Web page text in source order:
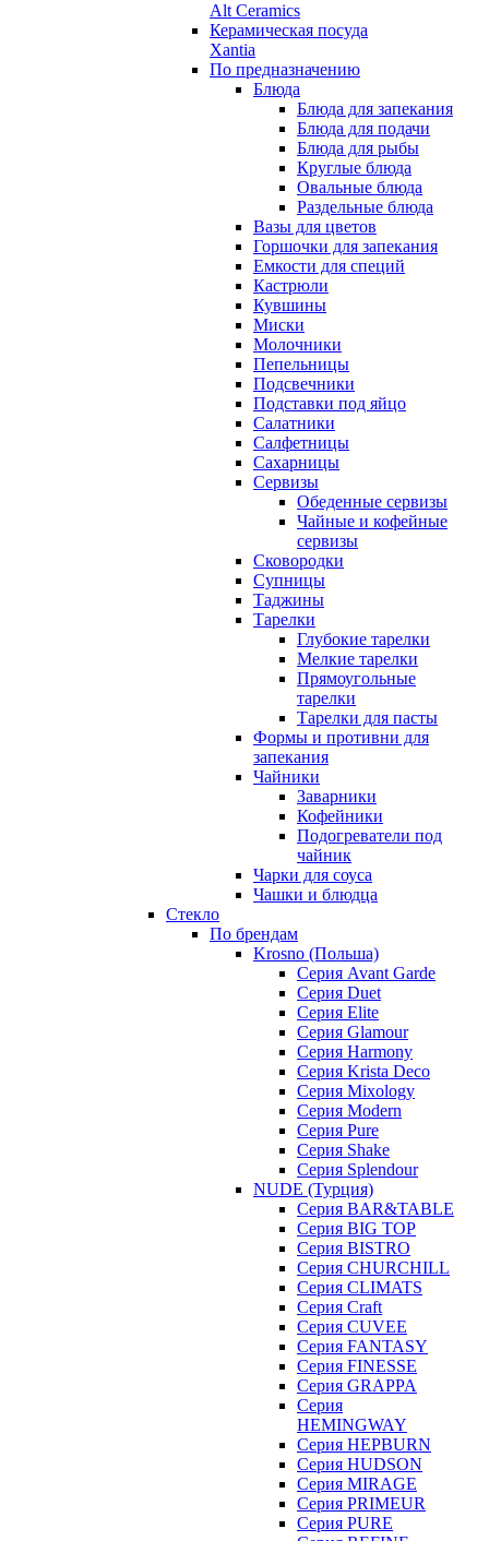
Alt Ceramics
Керамическая посуда
Xantia
По предназначению
Блюда
Блюда для запекания
Блюда для подачи
Блюда для рыбы
Круглые блюда
Овальные блюда
Раздельные блюда
Вазы для цветов
Горшочки для запекания
Емкости для специй
Кастрюли
Кувшины
Миски
Молочники
Пепельницы
Подсвечники
Подставки под яйцо
Салатники
Салфетницы
Сахарницы
Сервизы
Обеденные сервизы
Чайные и кофейные
сервизы
Сковородки
Супницы
Таджины
Тарелки
Глубокие тарелки
Мелкие тарелки
Прямоугольные
тарелки
Тарелки для пасты
Формы и противни для
запекания
Чайники
Заварники
Кофейники
Подогреватели под
чайник
Чарки для соуса
Чашки и блюдца
Стекло
По брендам
Krosno (Польша)
Серия Avant Garde
Серия Duet
Серия Elite
Серия Glamour
Серия Harmony
Серия Krista Deco
Серия Mixology
Серия Modern
Серия Pure
Серия Shake
Серия Splendour
NUDE (Турция)
Серия BAR&TABLE
Серия BIG TOP
Серия BISTRO
Серия CHURCHILL
Серия CLIMATS
Серия Craft
Серия CUVEE
Серия FANTASY
Серия FINESSE
Серия GRAPPA
Серия
HEMINGWAY
Серия HEPBURN
Серия HUDSON
Серия MIRAGE
Серия PRIMEUR
Серия PURE